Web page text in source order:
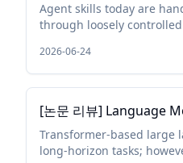
Agent skills today are
through loosely
2026-06-24
[논문 리뷰] Language
Transformer-based large
long-horizon tasks;